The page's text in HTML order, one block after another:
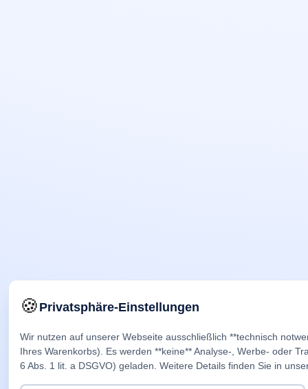
🍪Privatsphäre-Einstellungen
Wir nutzen auf unserer Webseite ausschließlich **technisch
Ihres Warenkorbs). Es werden **keine** Analyse-, Werbe- oder
6 Abs. 1 lit. a DSGVO) geladen. Weitere Details finden Sie in